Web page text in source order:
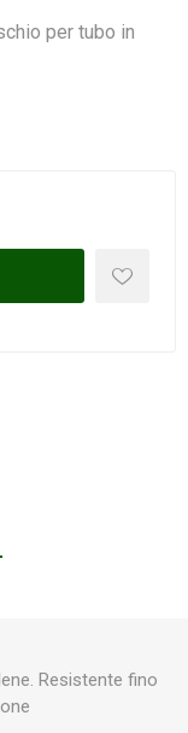
per tubo in
Resistente fino